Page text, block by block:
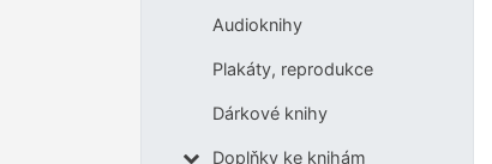
Audioknihy
Plakáty, reprodukce
Dárkové knihy
Doplňky ke knihám